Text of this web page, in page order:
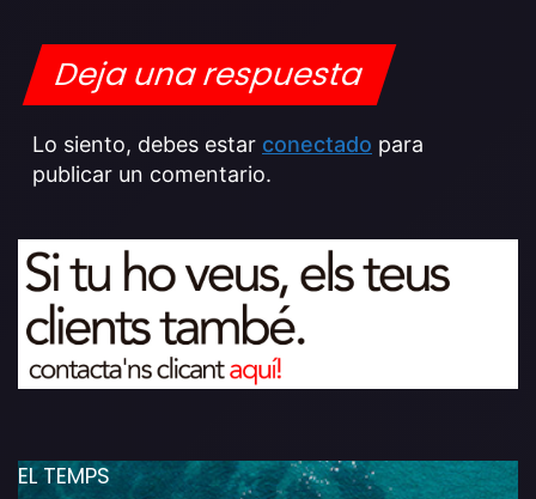
Deja una respuesta
Lo siento, debes estar conectado para
publicar un comentario.
EL TEMPS